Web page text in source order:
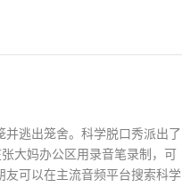
逃出笼舍。科学脱口秀派出了
大妈办公区用录音笔录制，可
可以在主流音频平台搜索科学